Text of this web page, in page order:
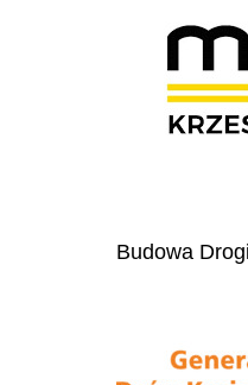
Budowa